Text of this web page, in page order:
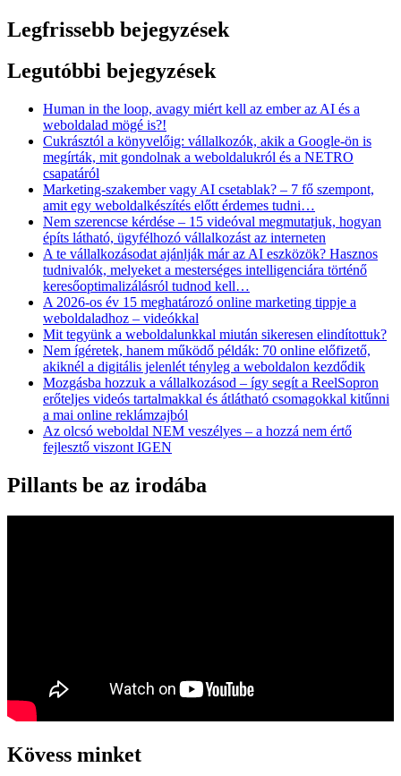
Legfrissebb bejegyzések
Legutóbbi bejegyzések
Human in the loop, avagy miért kell az ember az AI és a
weboldalad mögé is?!
Cukrásztól a könyvelőig: vállalkozók, akik a Google-ön is
megírták, mit gondolnak a weboldalukról és a NETRO
csapatáról
Marketing-szakember vagy AI csetablak? – 7 fő szempont,
amit egy weboldalkészítés előtt érdemes tudni…
Nem szerencse kérdése – 15 videóval megmutatjuk, hogyan
építs látható, ügyfélhozó vállalkozást az interneten
A te vállalkozásodat ajánlják már az AI eszközök? Hasznos
tudnivalók, melyeket a mesterséges intelligenciára történő
keresőoptimalizálásról tudnod kell…
A 2026-os év 15 meghatározó online marketing tippje a
weboldaladhoz – videókkal
Mit tegyünk a weboldalunkkal miután sikeresen elindítottuk?
Nem ígéretek, hanem működő példák: 70 online előfizető,
akiknél a digitális jelenlét tényleg a weboldalon kezdődik
Mozgásba hozzuk a vállalkozásod – így segít a ReelSopron
erőteljes videós tartalmakkal és átlátható csomagokkal kitűnni
a mai online reklámzajból
Az olcsó weboldal NEM veszélyes – a hozzá nem értő
fejlesztő viszont IGEN
Pillants be az irodába
Kövess minket